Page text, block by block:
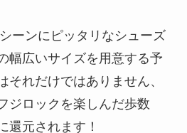
ーンにピッタリなシューズ
幅広いサイズを用意する予
それだけではありません、
ジロックを楽しんだ歩数
還元されます！